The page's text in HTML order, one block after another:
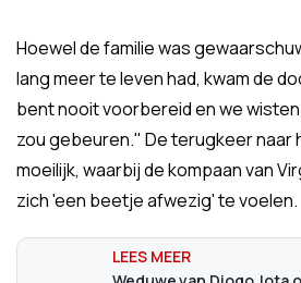
Hoewel de familie was
lang meer te leven had, kwam de
bent nooit voorbereid en we
zou gebeuren." De terugkeer naar
moeilijk, waarbij de kompaan van
zich 'een beetje afwezig' te voelen.